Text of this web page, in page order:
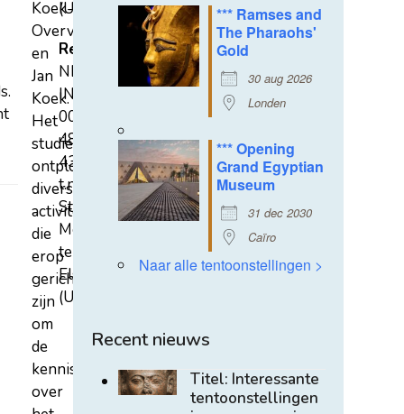
*** Ramses and
The Pharaohs'
Gold
30 aug 2026
Londen
*** Opening
Grand Egyptian
Museum
31 dec 2030
Caïro
Naar alle tentoonstellingen >
Recent nieuws
Titel: Interessante
tentoonstellingen
Koek-
Overvest
en
Jan
Koek.
Het
studiecentrum
ontplooit
diverse
activiteiten
die
erop
gericht
zijn
om
de
kennis
over
(U)
Rekeningnummer
NL31
INGB
0007
4852
43
t.n.v.
Stichting
Mehen
te
Elst
(U)